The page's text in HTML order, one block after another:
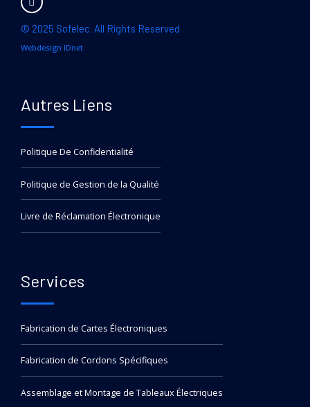
© 2025 Sofelec. All Rights Reserved
Webdesign IDnet
Autres Liens
Politique De Confidentialité
Politique de Gestion de la Qualité
Livre de Réclamation Électronique
Services
Fabrication de Cartes Électroniques
Fabrication de Cordons Spécifiques
Assemblage et Montage de Tableaux Électriques